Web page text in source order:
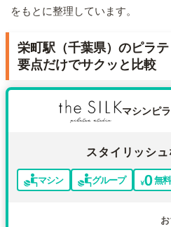
をもとに整理しています。
栄町駅（千葉県）のピラ
要点だけでサクッと比較
マシンピ
スタイリッシ
マシン グループ 無